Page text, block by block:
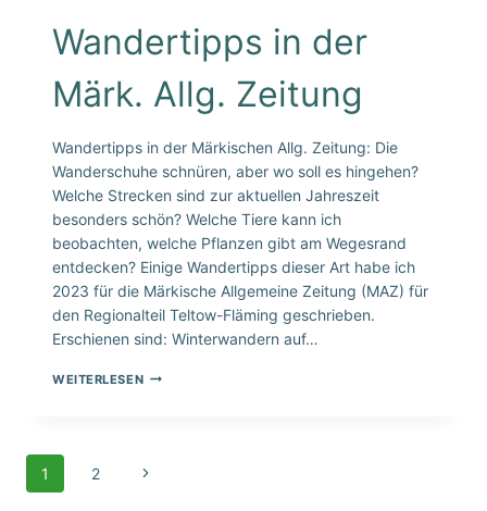
Wandertipps in der
Märk. Allg. Zeitung
Wandertipps in der Märkischen Allg. Zeitung: Die
Wanderschuhe schnüren, aber wo soll es hingehen?
Welche Strecken sind zur aktuellen Jahreszeit
besonders schön? Welche Tiere kann ich
beobachten, welche Pflanzen gibt am Wegesrand
entdecken? Einige Wandertipps dieser Art habe ich
2023 für die Märkische Allgemeine Zeitung (MAZ) für
den Regionalteil Teltow-Fläming geschrieben.
Erschienen sind: Winterwandern auf…
WEITERLESEN WANDERTIPPS
ZEITUNG
Seitennavigation
1 2
Nächste